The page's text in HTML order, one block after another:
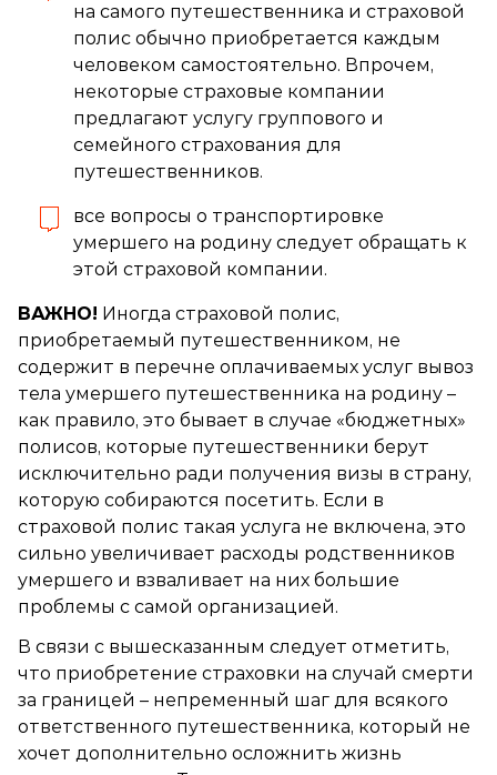
на самого путешественника и страховой
полис обычно приобретается каждым
человеком самостоятельно. Впрочем,
некоторые страховые компании
предлагают услугу группового и
семейного страхования для
путешественников.
все вопросы о транспортировке
умершего на родину следует обращать к
этой страховой компании.
ВАЖНО! Иногда страховой полис,
приобретаемый путешественником, не
содержит в перечне оплачиваемых услуг вывоз
тела умершего путешественника на родину –
как правило, это бывает в случае «бюджетных»
полисов, которые путешественники берут
исключительно ради получения визы в страну,
которую собираются посетить. Если в
страховой полис такая услуга не включена, это
сильно увеличивает расходы родственников
умершего и взваливает на них большие
проблемы с самой организацией.
В связи с вышесказанным следует отметить,
что приобретение страховки на случай смерти
за границей – непременный шаг для всякого
ответственного путешественника, который не
хочет дополнительно осложнить жизнь